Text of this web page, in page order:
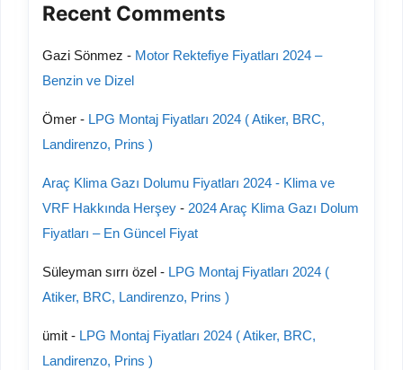
Recent Comments
Gazi Sönmez - Motor Rektefiye Fiyatları 2024 –
Benzin ve Dizel
Ömer - LPG Montaj Fiyatları 2024 ( Atiker, BRC,
Landirenzo, Prins )
Araç Klima Gazı Dolumu Fiyatları 2024 - Klima ve
VRF Hakkında Herşey - 2024 Araç Klima Gazı Dolum
Fiyatları – En Güncel Fiyat
Süleyman sırrı özel - LPG Montaj Fiyatları 2024 (
Atiker, BRC, Landirenzo, Prins )
ümit - LPG Montaj Fiyatları 2024 ( Atiker, BRC,
Landirenzo, Prins )